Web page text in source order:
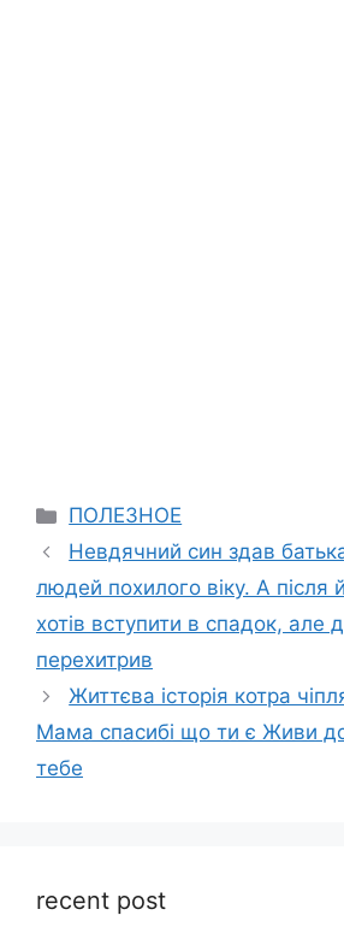
Categories
ПОЛЕЗНОЕ
Невдячний син здав
людей похилого віку. А після
хотів вступити в спадок, але
перехитрив
Життєва історія котра
Мама спасибі що ти є Живи
тебе
recent post